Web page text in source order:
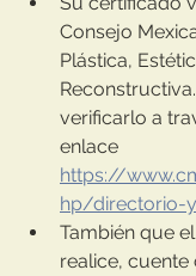
Consejo
Plástica,
verificarlo a
enlace
https://
hp/directorio-
También que
realice, cuente